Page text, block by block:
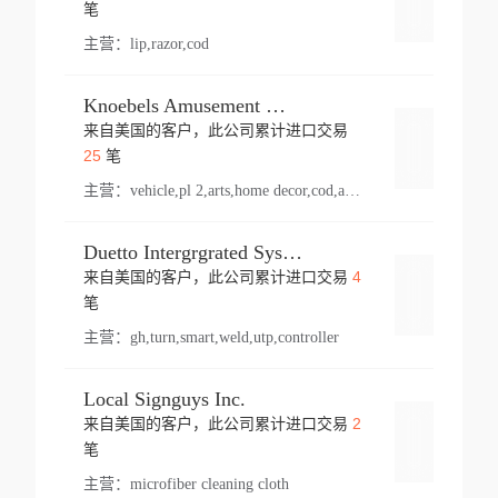
笔
主营： lip,razor,cod
Knoebels Amusement Resort
来自美国的客户，此公司累计进口交易
25笔
主营： vehicle,pl 2,arts,home decor,cod,amusement ride,sea
Duetto Intergrgrated Systems Inc.
来自美国的客户，此公司累计进口交易 4
笔
主营： gh,turn,smart,weld,utp,controller
Local Signguys Inc.
来自美国的客户，此公司累计进口交易 2
笔
主营： microfiber cleaning cloth